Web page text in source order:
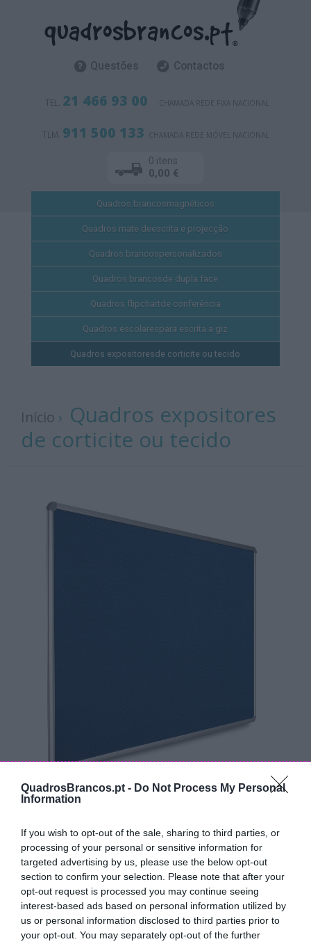
QuadrosBrancos.pt - Do Not Process My Personal
Information
If you wish to opt-out of the sale, sharing to third parties, or
processing of your personal or sensitive information for
targeted advertising by us, please use the below opt-out
section to confirm your selection. Please note that after your
opt-out request is processed you may continue seeing
interest-based ads based on personal information utilized by
us or personal information disclosed to third parties prior to
your opt-out. You may separately opt-out of the further
Questões Contactos
TEL. 21 466 93 00 CHAMADA REDE FIXA NACIONAL
TLM. 911 500 133 CHAMADA REDE MÓVEL NACIONAL
0 itens
0,00 €
Quadros brancosmagnéticos
Quadros mate deescrita e projecção
Quadros brancospersonalizados
Quadros brancosde dupla face
Quadros flipchartde conferência
Quadros escolarespara escrita a giz
Quadros expositoresde corticite ou tecido
Início › Quadros expositores
de corticite ou tecido
120x180cm para pioneses de
parede ou com cavalete
Quadro expositor de aviso com 120x180cm revestido
a cortiça à cor natural, ou tecido em 4 cores à escolha,
para utilização com pioneses, de fixação à parede ou